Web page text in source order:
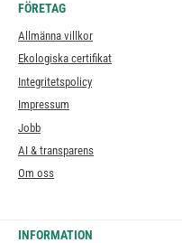
FÖRETAG
Allmänna villkor
Ekologiska certifikat
Integritetspolicy
Impressum
Jobb
AI & transparens
Om oss
INFORMATION